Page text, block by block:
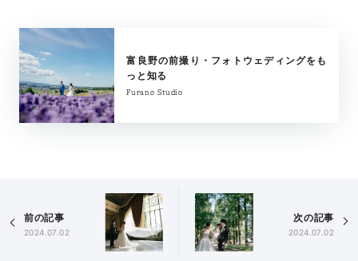
富良野の前撮り・フォトウェディングをも
っと知る
Furano Studio
前の記事
2024.07.02
次の記事
2024.07.02